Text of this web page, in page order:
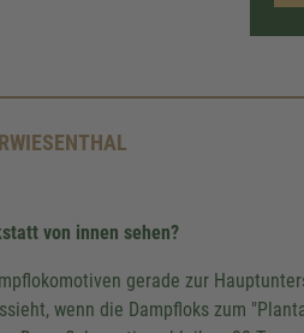
von innen sehen?
gerade zur
wenn die Dampfloks zum